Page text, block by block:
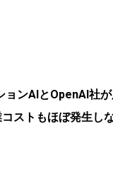
ョンAIとOpenAI社
ストもほぼ発生し